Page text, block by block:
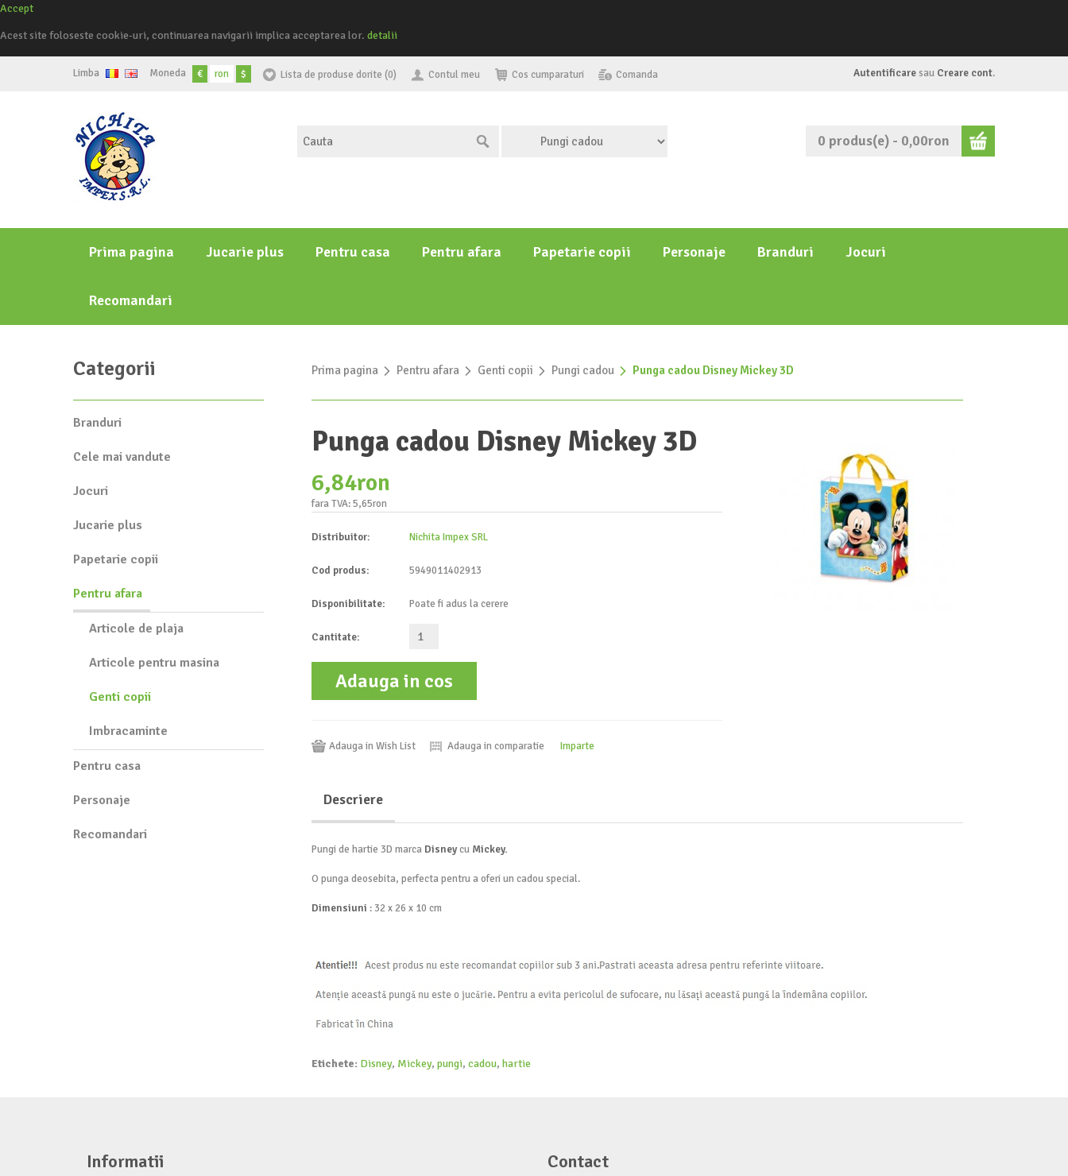
Accept
Acest site foloseste cookie-uri, continuarea navigarii implica acceptarea lor. detalii
Limba Moneda € ron $ Lista de produse dorite (0) Contul meu Cos cumparaturi Comanda Autentificare sau Creare cont.
0 produs(e) - 0,00ron
Prima pagina Jucarie plus Pentru casa Pentru afara Papetarie copii Personaje Branduri Jocuri
Recomandari
Categorii
Branduri
Cele mai vandute
Jocuri
Jucarie plus
Papetarie copii
Pentru afara
Articole de plaja
Articole pentru masina
Genti copii
Imbracaminte
Pentru casa
Personaje
Recomandari
Prima pagina » Pentru afara » Genti copii » Pungi cadou » Punga cadou Disney Mickey 3D
Punga cadou Disney Mickey 3D
6,84ron
fara TVA: 5,65ron
Distribuitor: Nichita Impex SRL
Cod produs: 5949011402913
Disponibilitate: Poate fi adus la cerere
Cantitate:
Adauga in cos
Adauga in Wish List Adauga in comparatie Imparte
Descriere
Pungi de hartie 3D marca Disneycu Mickey.
O punga deosebita, perfecta pentru a oferi un cadou special.
Dimensiuni : 32 x 26 x 10 cm
Etichete: Disney, Mickey, pungi, cadou, hartie
Informatii Contact